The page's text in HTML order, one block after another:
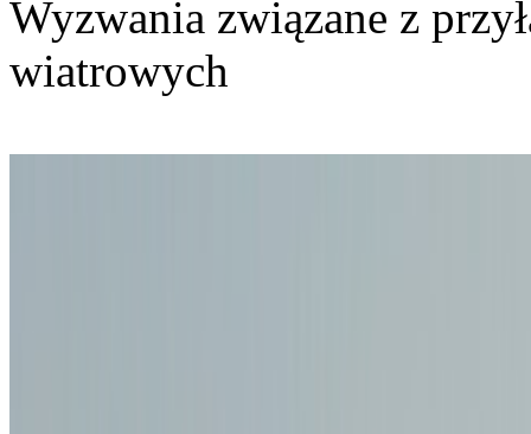
Wyzwania związane z
wiatrowych